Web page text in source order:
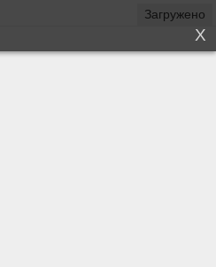
Загружено